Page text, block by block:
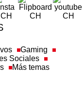
Sociales
Más temas